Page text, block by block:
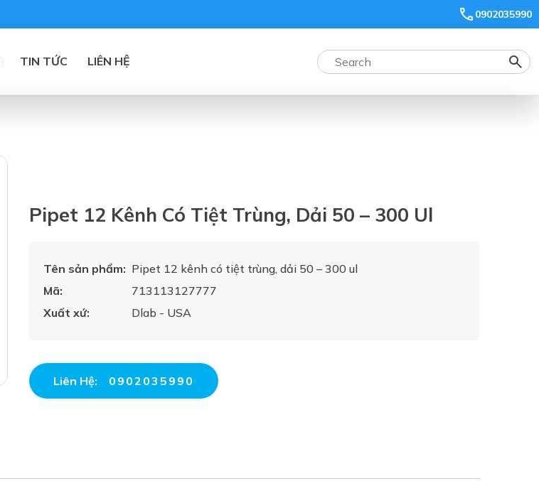
0902035990
TIN TỨC LIÊN HỆ
Pipet 12 Kênh Có Tiệt Trùng, Dải 50 – 300 Ul
Tên sản phẩm: Pipet 12 kênh có tiệt trùng, dải 50 – 300 ul
Mã:
713113127777
Xuất xứ:
Dlab - USA
Liên Hệ: 0902035990